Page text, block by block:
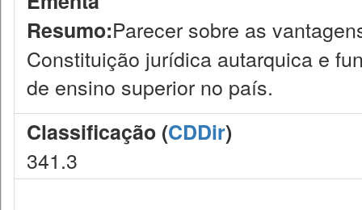
Resumo:Parecer sobre as
Constituição jurídica autarquica e
de ensino superior no país.
Classificação (CDDir)
341.3